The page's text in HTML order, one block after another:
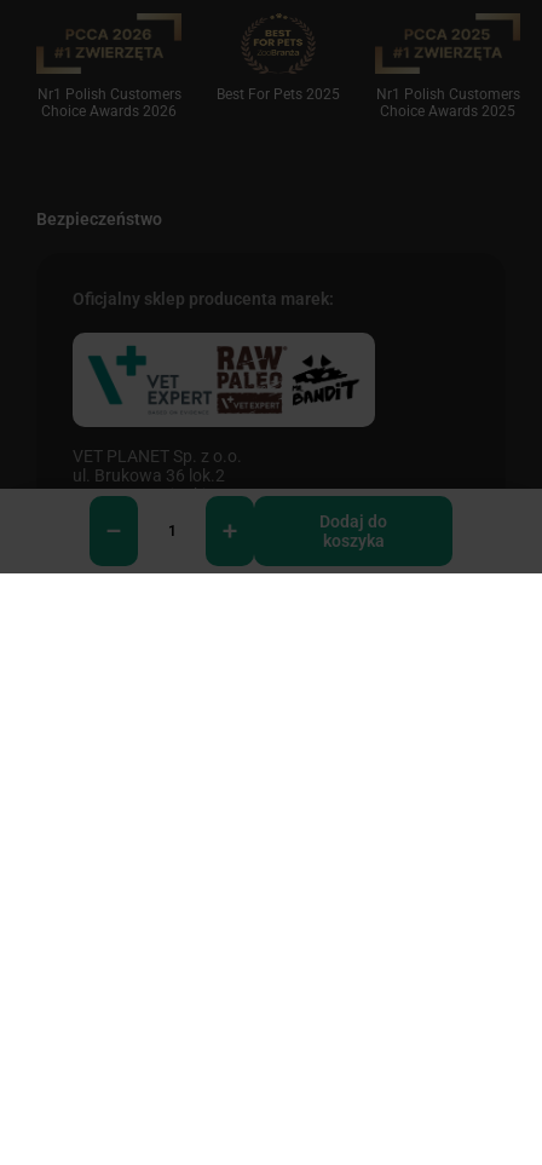
Dodaj do
koszyka
Nr1 Polish Customers
Choice Awards 2026
Best For Pets 2025
Nr1 Polish Customers
Choice Awards 2025
Bezpieczeństwo
Oficjalny sklep producenta marek:
VET PLANET Sp. z o.o.
ul. Brukowa 36 lok.2
05 - 092 Łomianki
Przedsiębiorstwo posiada uprawnienia
do obrotu produktami OTC na odległość